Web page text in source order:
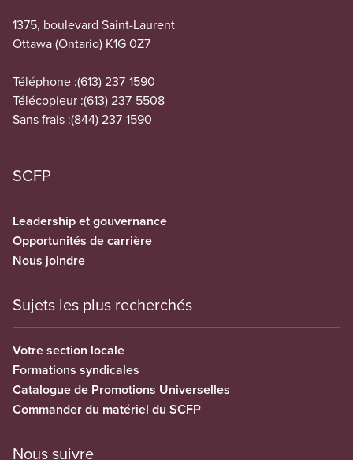
1375, boulevard Saint-Laurent
Ottawa (Ontario) K1G 0Z7
Téléphone :(613) 237-1590
Télécopieur :(613) 237-5508
Sans frais :(844) 237-1590
SCFP
Leadership et gouvernance
Opportunités de carrière
Nous joindre
Sujets les plus recherchés
Votre section locale
Formations syndicales
Catalogue de Promotions Universelles
Commander du matériel du SCFP
Nous suivre